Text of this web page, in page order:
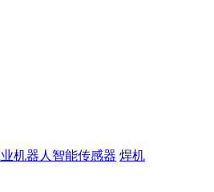
机器人智能传感器 焊机